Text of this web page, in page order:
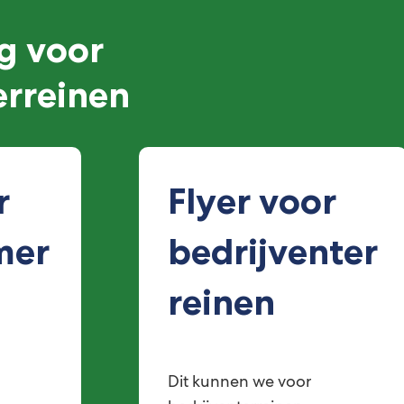
voor
Flyer voor
bedrijventer
reinen
Dit kunnen we voor